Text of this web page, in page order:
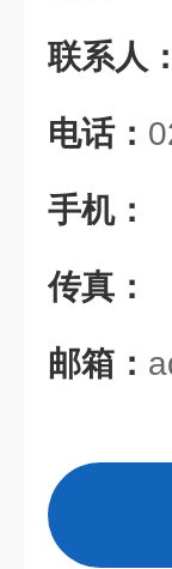
联系人：
电话：
手机：
传真：
邮箱：